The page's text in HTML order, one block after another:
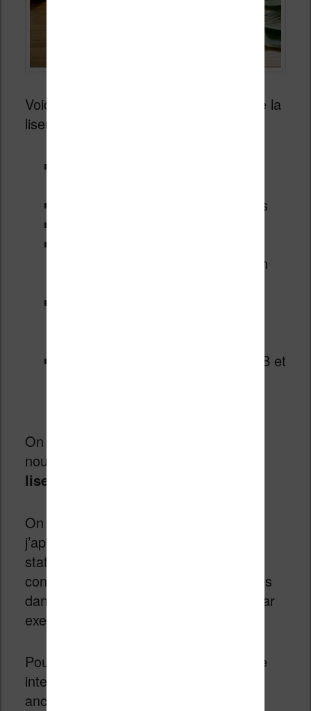
Voici les caractéristiques techniques de la
liseuse Kobo Libra H2O :
8 go de stockage pour les ebooks
résister à 60 minutes d’immersion
compatible avec les fichiers EPUB et
On note que Kobo introduit aussi une
nouvelle interface logicielle avec cette
liseuse Kobo Libra H2O
On va retrouver une fonction que
j’apprécie sur les liseuses : des
statistiques de lecture améliorés (pour
connaître le nombre de pages restantes
dans un chapitre en cours de lecture par
exemple).
Pour le moment, on ne sait pas si cette
interface sera disponible pour les
anciennes liseuses via une mise à jour.